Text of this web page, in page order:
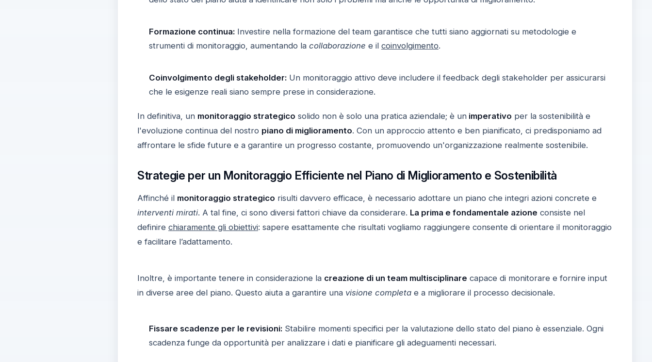
Formazione continua:Investire nella formazione del team garantisce che tutti siano aggiornati su metodologie e
strumenti di monitoraggio, aumentando la collaborazione e il coinvolgimento.
Coinvolgimento degli stakeholder:Un monitoraggio attivo deve includere il feedback degli stakeholder per assicurarsi
che le esigenze reali siano sempre prese in considerazione.
In definitiva, un monitoraggio strategico solido non è solo una pratica aziendale; è unimperativo per la sostenibilità e
l'evoluzione continua del nostro piano di miglioramento. Con un approccio attento e ben pianificato, ci predisponiamo ad
affrontare le sfide future e a garantire un progresso costante, promuovendo un'organizzazione realmente sostenibile.
Strategie per un Monitoraggio Efficiente nel Piano di Miglioramento e Sostenibilità
Affinché il monitoraggio strategico risulti davvero efficace, è necessario adottare un piano che integri azioni concrete e
interventi mirati. A tal fine, ci sono diversi fattori chiave da considerare. La prima e fondamentale azione consiste nel
definire chiaramente gli obiettivi: sapere esattamente che risultati vogliamo raggiungere consente di orientare il monitoraggio
e facilitare l’adattamento.
Inoltre, è importante tenere in considerazione la creazione di un team multisciplinare capace di monitorare e fornire input
in diverse aree del piano. Questo aiuta a garantire una visione completae a migliorare il processo decisionale.
Fissare scadenze per le revisioni:Stabilire momenti specifici per la valutazione dello stato del piano è essenziale. Ogni
scadenza funge da opportunità per analizzare i dati e pianificare gli adeguamenti necessari.